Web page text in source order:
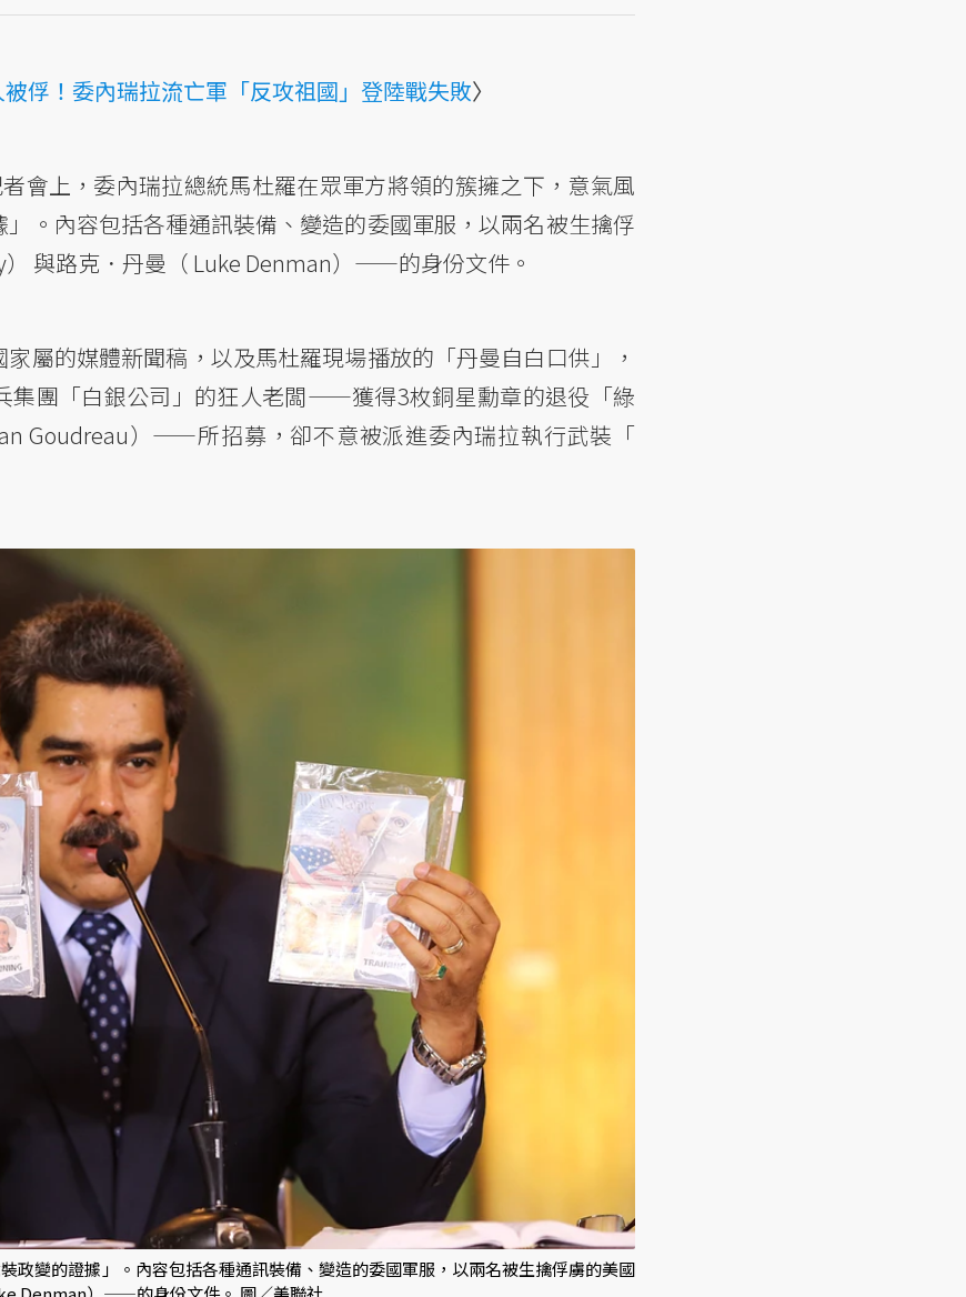
俘！委內瑞拉流亡軍「反攻祖國」登陸戰失敗〉
會上，委內瑞拉總統馬杜羅在眾軍方將領的簇擁之下，意氣風
。內容包括各種通訊裝備、變造的委國軍服，以兩名被生擒俘
與路克．丹曼（ Luke Denman）——的身份文件。
屬的媒體新聞稿，以及馬杜羅現場播放的「丹曼自白口供」，
集團「白銀公司」的狂人老闆——獲得3枚銅星勳章的退役「綠
Goudreau）——所招募，卻不意被派進委內瑞拉執行武裝「
政變的證據」。內容包括各種通訊裝備、變造的委國軍服，以兩名被生擒俘虜的美國